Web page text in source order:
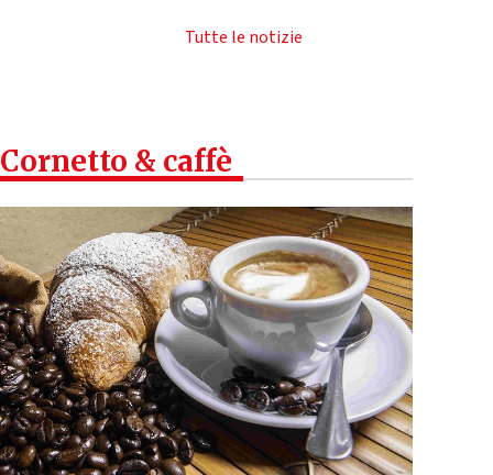
Tutte le notizie
Cornetto & caffè